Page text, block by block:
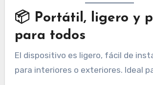
📦 Portátil, ligero y
para todos
El dispositivo es ligero, fácil de
para interiores o exteriores. Ideal